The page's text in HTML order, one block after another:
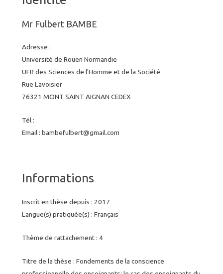
Mr Fulbert BAMBE
Adresse :
Université de Rouen Normandie
UFR des Sciences de l'Homme et de la Société
Rue Lavoisier
76321 MONT SAINT AIGNAN CEDEX
Tél :
Email : bambefulbert@gmail.com
Informations
Inscrit en thèse depuis : 2017
Langue(s) pratiquée(s) : Français
Thème de rattachement : 4
Titre de la thèse : Fondements de la conscience